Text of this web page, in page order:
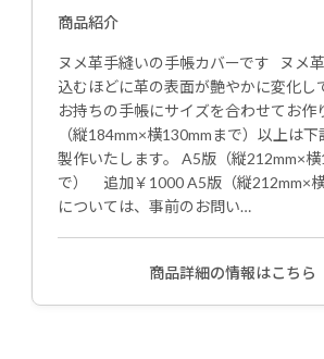
商品紹介
ヌメ革手縫いの手帳カバーです ヌメ
込むほどに革の表面が艶やかに変化し
お持ちの手帳にサイズを合わせてお作
（縦184mm×横130mmまで）以上は
製作いたします。 A5版（縦212mm×横
で） 追加￥1000 A5版（縦212mm×
については、事前のお問い…
商品詳細の情報はこちら